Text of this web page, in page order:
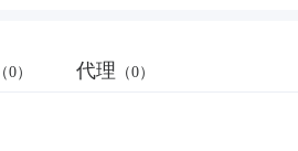
（0） 代理 （0）